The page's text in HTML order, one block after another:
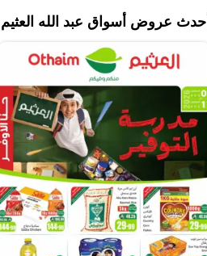
أحدث عروض أسواق عبد الله